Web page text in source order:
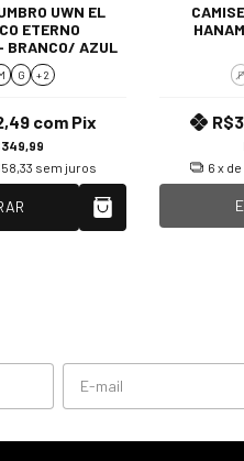
UWN EL
ETERNO
BRANCO/ AZUL
G + 2
com Pix
sem juros
P
6 x de